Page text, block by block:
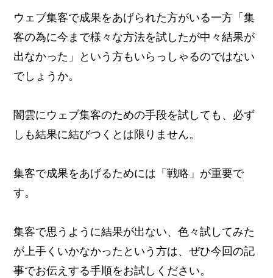
ウェブ集客で成果をあげられた方がいる一方「集
客の為に今まで様々な方法を試したが中々結果が
出なかった」という方もいらっしゃるのではない
でしょうか。
闇雲にウェブ集客のための手段を試しても、必ず
しも結果に結びつくとは限りません。
集客で成果をあげるためには「戦略」が重要で
す。
集客で思うように結果が出ない、色々試してみた
が上手くいかなかったという方は、ぜひ今回の記
事でお伝えする手順をお試しください。